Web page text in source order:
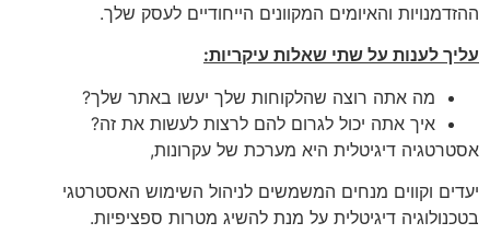
ההזדמנויות והאיומים המקוונים הייחודיים לעסק שלך.
עליך לענות על שתי שאלות עיקריות:
מה אתה רוצה שהלקוחות שלך יעשו באתר שלך?
איך אתה יכול לגרום להם לרצות לעשות את זה?
אסטרטגיה דיגיטלית היא מערכת של עקרונות,
יעדים וקווים מנחים המשמשים לניהול השימוש האסטרטגי
בטכנולוגיה דיגיטלית על מנת להשיג מטרות ספציפיות.